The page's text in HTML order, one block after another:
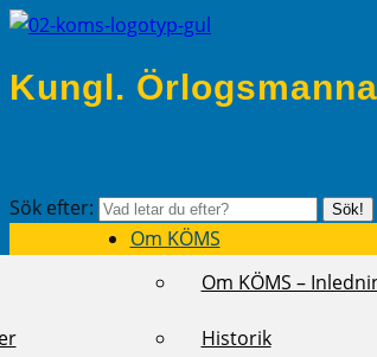
Kungl.
Sök efter: Sök!
Om KÖMS
Om KÖMS –
Historik